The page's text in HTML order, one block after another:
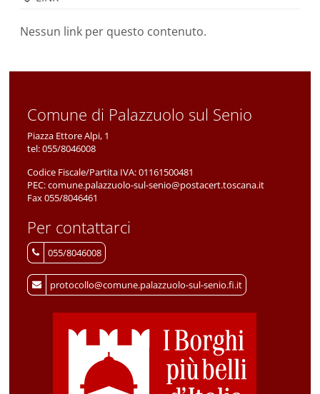
Nessun link per questo contenuto.
Comune di Palazzuolo sul Senio
Piazza Ettore Alpi, 1
tel:055/8046008
Codice Fiscale/Partita IVA:01161500481
PEC:comune.palazzuolo-sul-senio@postacert.toscana.it
Fax 055/8046461
Per contattarci
055/8046008
protocollo@comune.palazzuolo-sul-senio.fi.it